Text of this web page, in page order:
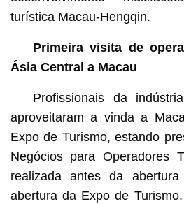
turística Macau-Hengqin.
Primeira visita de
Ásia Central a Macau
Profissionais da
aproveitaram a vinda a
Expo de Turismo, estando
Negócios para Operadores
realizada antes da
abertura da Expo de